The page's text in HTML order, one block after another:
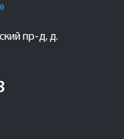
пр-д, д.